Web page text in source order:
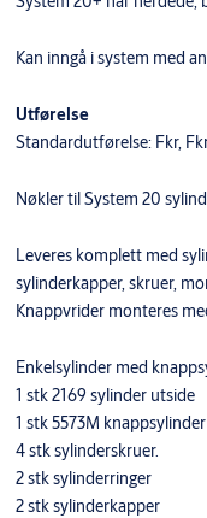
Kan inngå i system med
Utførelse
Standardutførelse: Fkr,
Nøkler til System 20
Leveres komplett med
sylinderkapper, skruer,
Knappvrider monteres
Enkelsylinder med
1 stk 2169 sylinder utside
1 stk 5573M knappsylinder
4 stk sylinderskruer.
2 stk sylinderringer
2 stk sylinderkapper